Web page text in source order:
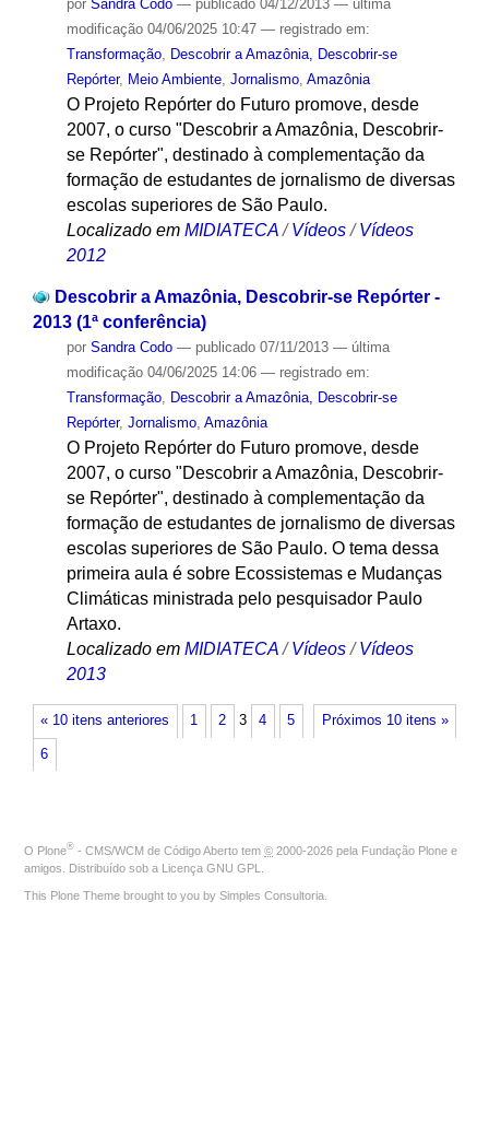
por Sandra Codo — publicado04/12/2013 — última
modificação04/06/2025 10:47 — registrado em:
Transformação, Descobrir a Amazônia, Descobrir-se
Repórter, Meio Ambiente, Jornalismo, Amazônia
O Projeto Repórter do Futuro promove, desde
2007, o curso "Descobrir a Amazônia, Descobrir-
se Repórter", destinado à complementação da
formação de estudantes de jornalismo de diversas
escolas superiores de São Paulo.
Localizado em MIDIATECA /Vídeos /Vídeos
2012
Descobrir a Amazônia, Descobrir-se Repórter -
2013 (1ª conferência)
por Sandra Codo — publicado07/11/2013 — última
modificação04/06/2025 14:06 — registrado em:
Transformação, Descobrir a Amazônia, Descobrir-se
Repórter, Jornalismo, Amazônia
O Projeto Repórter do Futuro promove, desde
2007, o curso "Descobrir a Amazônia, Descobrir-
se Repórter", destinado à complementação da
formação de estudantes de jornalismo de diversas
escolas superiores de São Paulo. O tema dessa
primeira aula é sobre Ecossistemas e Mudanças
Climáticas ministrada pelo pesquisador Paulo
Artaxo.
Localizado em MIDIATECA /Vídeos /Vídeos
2013
« 10 itens anteriores Próximos 10 itens »
1 2 3 4 5
6
O Plone® - CMS/WCM de Código Aberto tem © 2000-2026 pela Fundação Plone e
amigos. Distribuído sob a Licença GNU GPL
This Plone Theme brought to you by Simples Consultoria